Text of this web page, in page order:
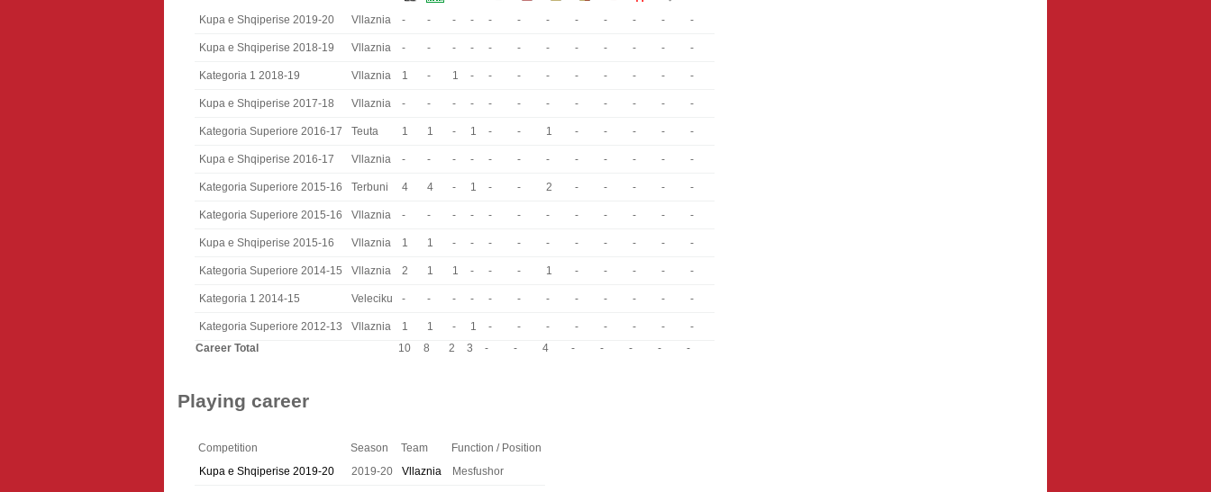
Kupa e Shqiperise 2019-20 Vllaznia - - - - - - - - - - - -
Kupa e Shqiperise 2018-19 Vllaznia - - - - - - - - - - - -
Kategoria 1 2018-19 Vllaznia 1 - 1 - - - - - - - - -
Kupa e Shqiperise 2017-18 Vllaznia - - - - - - - - - - - -
Kategoria Superiore 2016-17 Teuta 1 1 - 1 - - 1 - - - - -
Kupa e Shqiperise 2016-17 Vllaznia - - - - - - - - - - - -
Kategoria Superiore 2015-16 Terbuni 4 4 - 1 - - 2 - - - - -
Kategoria Superiore 2015-16 Vllaznia - - - - - - - - - - - -
Kupa e Shqiperise 2015-16 Vllaznia 1 1 - - - - - - - - - -
Kategoria Superiore 2014-15 Vllaznia 2 1 1 - - - 1 - - - - -
Kategoria 1 2014-15 Veleciku - - - - - - - - - - - -
Kategoria Superiore 2012-13 Vllaznia 1 1 - 1 - - - - - - -
-
Career Total
10 8 2 3 - - 4 - - - - -
Playing career
Competition Season Team
Function / Position
Kupa e Shqiperise 2019-20
2019-20 Vllaznia Mesfushor